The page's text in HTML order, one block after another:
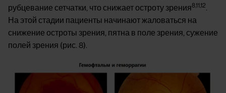
рубцевание сетчатки, что снижает остроту зрения8,11,12.
На этой стадии пациенты начинают жаловаться на
снижение остроты зрения, пятна в поле зрения, сужение
полей зрения (рис. 8).